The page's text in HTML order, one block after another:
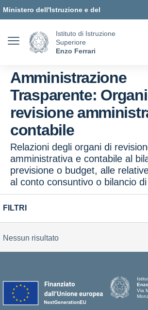
Ministero dell'Istruzione e del
Istituto di Istruzione
Superiore
Enzo Ferrari
Amministrazione
Trasparente:
revisione
contabile
Relazioni degli organi di
amministrativa e contabile al
previsione o budget, alle
al conto consuntivo o bilancio
FILTRI
Nessun risultato
Via